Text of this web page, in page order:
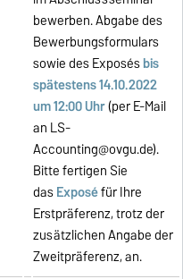
bewerben. Abgabe des
Bewerbungsformulars
sowie des Exposésbis
spätestens 14.10.2022
um 12:00 Uhr(per E-Mail
an LS-
Accounting@ovgu.de).
Bitte fertigen Sie
dasExposéfür Ihre
Erstpräferenz, trotz der
zusätzlichen Angabe der
Zweitpräferenz, an.